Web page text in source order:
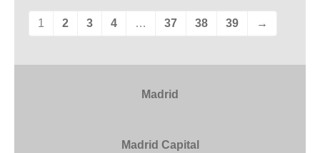
1 2 3 4 … 37 38 39 →
Madrid
Madrid Capital